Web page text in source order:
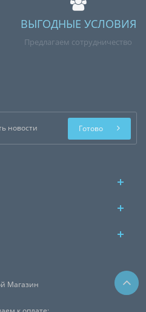
ВЫГОДНЫЕ УСЛОВИЯ
Предлагаем сотрудничество
Готово
Магазин